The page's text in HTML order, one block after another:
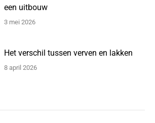
een uitbouw
3 mei 2026
Het verschil tussen verven en lakken
8 april 2026